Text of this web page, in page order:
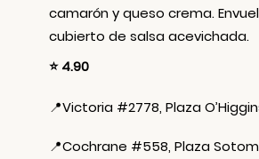
camarón y queso crema.
cubierto de salsa acevichada.
⭐ 4.90
📍Victoria #2778, Plaza
📍Cochrane #558, Plaza